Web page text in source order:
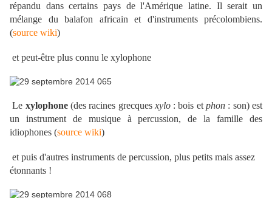
répandu dans certains pays de l'Amérique latine. Il serait un
mélange du balafon africain et d'instruments précolombiens.
(source wiki)
et peut-être plus connu le xylophone
Le xylophone(des racines grecques xylo: bois etphon : son) est
un instrument de musique à percussion, de la famille des
idiophones (source wiki)
et puis d'autres instruments de percussion, plus petits mais assez
étonnants !